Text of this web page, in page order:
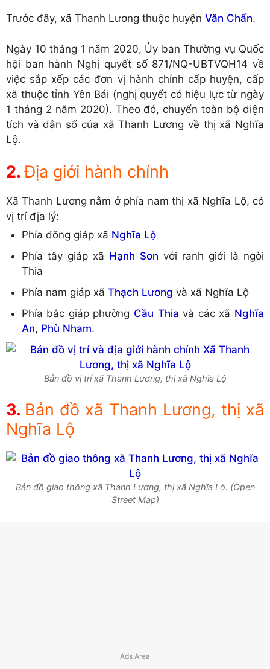
Trước đây, xã Thanh Lương thuộc huyện Văn Chấn.
Ngày 10 tháng 1 năm 2020, Ủy ban Thường vụ Quốc
hội ban hành Nghị quyết số 871/NQ-UBTVQH14 về
việc sắp xếp các đơn vị hành chính cấp huyện, cấp
xã thuộc tỉnh Yên Bái (nghị quyết có hiệu lực từ ngày
1 tháng 2 năm 2020). Theo đó, chuyển toàn bộ diện
tích và dân số của xã Thanh Lương về thị xã Nghĩa
Lộ.
Địa giới hành chính
Xã Thanh Lương nằm ở phía nam thị xã Nghĩa Lộ, có
vị trí địa lý:
Phía đông giáp xã Nghĩa Lộ
Phía tây giáp xã Hạnh Sơn với ranh giới là ngòi
Thia
Phía nam giáp xã Thạch Lương và xã Nghĩa Lộ
Phía bắc giáp phường Cầu Thia và các xã Nghĩa
An, Phù Nham.
Bản đồ vị trí xã Thanh Lương, thị xã Nghĩa Lộ
Bản đồ xã Thanh Lương, thị xã
Nghĩa Lộ
Bản đồ giao thông xã Thanh Lương, thị xã Nghĩa Lộ. (Open
Street Map)